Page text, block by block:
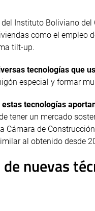
del Instituto Boliviano
como el empleo
tilt-up.
tecnologías que
especial y formar
estas tecnologías
tener un mercado
Cámara de
al obtenido desde
nuevas